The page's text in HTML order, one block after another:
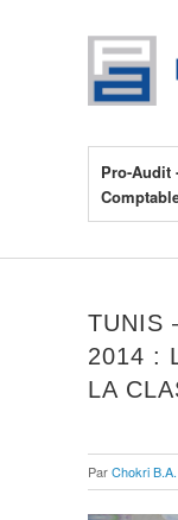
Pro-Audit
TUNIS
2014 :
LA
ParChokri B.A.